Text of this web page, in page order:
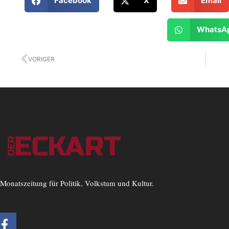
Zurück
VORIGER
Monatszeitung für Politik, Volkstum und Kultur.
F